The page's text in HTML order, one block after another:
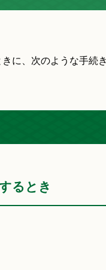
に、次のような手続
るとき